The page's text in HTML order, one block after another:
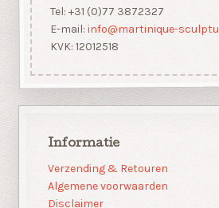
Tel: +31 (0)77 3872327
E-mail: info@martinique-
KVK: 12012518
Informatie
Verzending & Retouren
Algemene voorwaarden
Disclaimer